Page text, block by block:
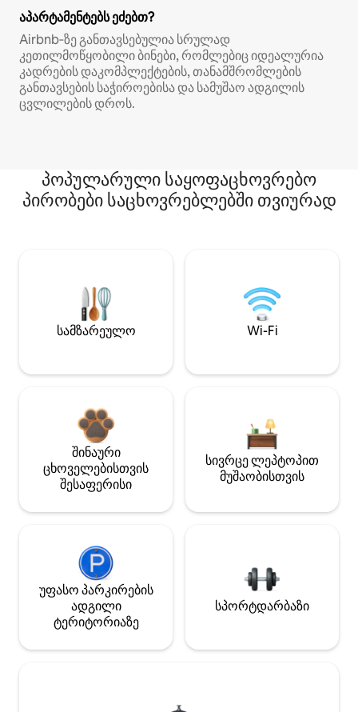
აპარტამენტებს ეძებთ?
Airbnb‑ზე განთავსებულია სრულად
კეთილმოწყობილი ბინები, რომლებიც იდეალურია
კადრების დაკომპლექტების, თანამშრომლების
განთავსების საჭიროებისა და სამუშაო ადგილის
ცვლილების დროს.
პოპულარული საყოფაცხოვრებო
პირობები საცხოვრებლებში თვიურად
სამზარეულო Wi-Fi
შინაური
ცხოველებისთვის
შესაფერისი
სივრცე ლეპტოპით
მუშაობისთვის
უფასო პარკირების
ადგილი
ტერიტორიაზე
სპორტდარბაზი